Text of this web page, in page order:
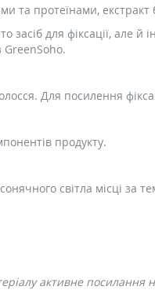
та протеїнами,
засіб для фіксації, але
Для посилення
продукту.
світла місці за
активне посилання